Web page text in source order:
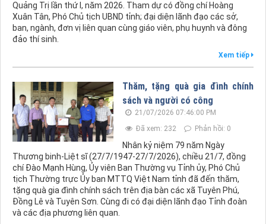
Quảng Trị lần thứ I, năm 2026. Tham dự có đồng chí Hoàng
Xuân Tân, Phó Chủ tịch UBND tỉnh; đại diện lãnh đạo các sở,
ban, ngành, đơn vị liên quan cùng giáo viên, phụ huynh và đông
đảo thí sinh.
Xem tiếp
Thăm, tặng quà gia đình chính
sách và người có công
21/07/2026 07:46:00 PM
Đã xem: 232
Phản hồi: 0
Nhân kỷ niệm 79 năm Ngày
Thương binh-Liệt sĩ (27/7/1947-27/7/2026), chiều 21/7, đồng
chí Đào Mạnh Hùng, Ủy viên Ban Thường vụ Tỉnh ủy, Phó Chủ
tịch Thường trực Ủy ban MTTQ Việt Nam tỉnh đã đến thăm,
tặng quà gia đình chính sách trên địa bàn các xã Tuyên Phú,
Đồng Lê và Tuyên Sơn. Cùng đi có đại diện lãnh đạo Tỉnh đoàn
và các địa phương liên quan.